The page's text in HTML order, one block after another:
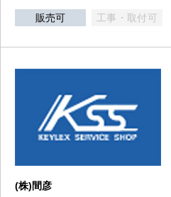
販売可 工事・取付可
(株)間彦